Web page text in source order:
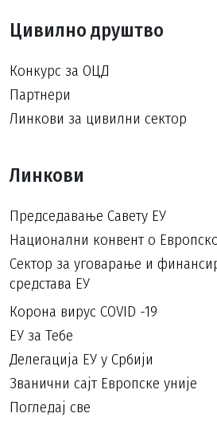
Цивилно друштво
Конкурс за ОЦД
Партнери
Линкови за цивилни сектор
Линкови
Председавање Савету ЕУ
Национални конвент о
Сектор за уговарање и
средстава ЕУ
Корона вирус COVID -19
ЕУ за Тебе
Делегација ЕУ у Србији
Званични сајт Европске уније
Погледај све